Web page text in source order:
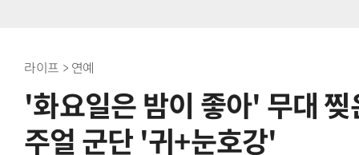
라이프 > 연예
'화요일은 밤이 좋아' 무대
주얼 군단 '귀+눈호강'